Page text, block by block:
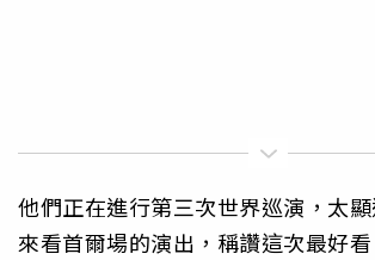
他們正在進行第三次世界巡演，太
來看首爾場的演出，稱讚這次最好